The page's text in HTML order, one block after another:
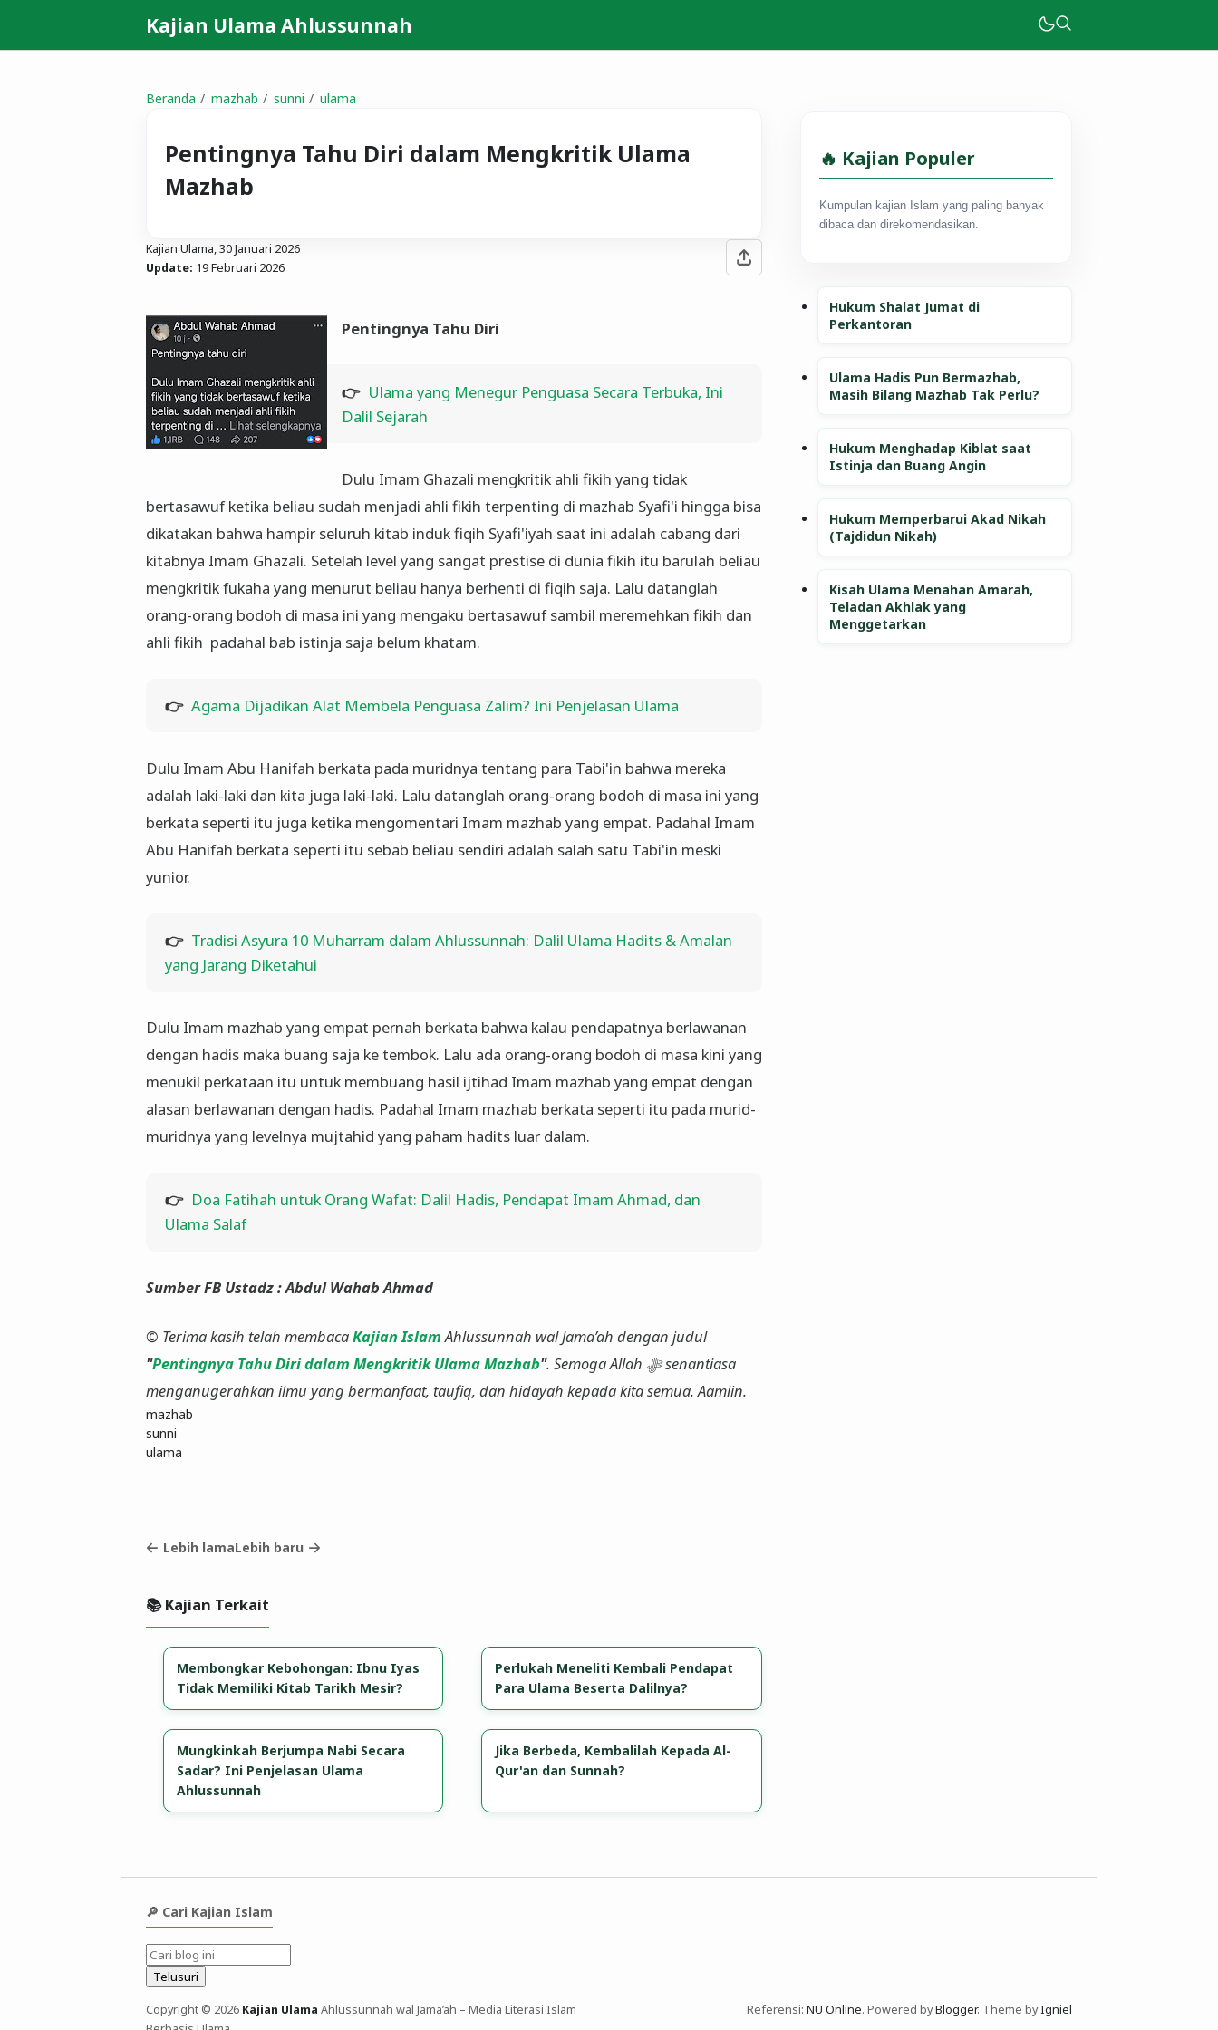
Kajian Ulama Ahlussunnah
Beranda mazhab sunni ulama
Pentingnya Tahu Diri dalam Mengkritik Ulama
Mazhab
Kajian Ulama,30 Januari 2026
Update: 19 Februari 2026
Pentingnya Tahu Diri
👉 Ulama yang Menegur Penguasa Secara Terbuka, Ini
Dalil Sejarah
Dulu Imam Ghazali mengkritik ahli fikih yang tidak
bertasawuf ketika beliau sudah menjadi ahli fikih terpenting di mazhab Syafi'i hingga bisa
dikatakan bahwa hampir seluruh kitab induk fiqih Syafi'iyah saat ini adalah cabang dari
kitabnya Imam Ghazali. Setelah level yang sangat prestise di dunia fikih itu barulah beliau
mengkritik fukaha yang menurut beliau hanya berhenti di fiqih saja. Lalu datanglah
orang-orang bodoh di masa ini yang mengaku bertasawuf sambil meremehkan fikih dan
ahli fikih padahal bab istinja saja belum khatam.
👉 Agama Dijadikan Alat Membela Penguasa Zalim? Ini Penjelasan Ulama
Dulu Imam Abu Hanifah berkata pada muridnya tentang para Tabi'in bahwa mereka
adalah laki-laki dan kita juga laki-laki. Lalu datanglah orang-orang bodoh di masa ini yang
berkata seperti itu juga ketika mengomentari Imam mazhab yang empat. Padahal Imam
Abu Hanifah berkata seperti itu sebab beliau sendiri adalah salah satu Tabi'in meski
yunior.
👉 Tradisi Asyura 10 Muharram dalam Ahlussunnah: Dalil Ulama Hadits & Amalan
yang Jarang Diketahui
Dulu Imam mazhab yang empat pernah berkata bahwa kalau pendapatnya berlawanan
dengan hadis maka buang saja ke tembok. Lalu ada orang-orang bodoh di masa kini yang
menukil perkataan itu untuk membuang hasil ijtihad Imam mazhab yang empat dengan
alasan berlawanan dengan hadis. Padahal Imam mazhab berkata seperti itu pada murid-
muridnya yang levelnya mujtahid yang paham hadits luar dalam.
👉 Doa Fatihah untuk Orang Wafat: Dalil Hadis, Pendapat Imam Ahmad, dan
Ulama Salaf
Sumber FB Ustadz : Abdul Wahab Ahmad
© Terima kasih telah membacaKajian IslamAhlussunnah wal Jama’ah dengan judul
"Pentingnya Tahu Diri dalam Mengkritik Ulama Mazhab". Semoga Allah ﷻ senantiasa
menganugerahkan ilmu yang bermanfaat, taufiq, dan hidayah kepada kita semua. Aamiin.
mazhab
sunni
ulama
Lebih lamaLebih baru
📚 Kajian Terkait
Membongkar Kebohongan: Ibnu Iyas
Tidak Memiliki Kitab Tarikh Mesir?
Perlukah Meneliti Kembali Pendapat
Para Ulama Beserta Dalilnya?
Mungkinkah Berjumpa Nabi Secara
Sadar? Ini Penjelasan Ulama
Ahlussunnah
Jika Berbeda, Kembalilah Kepada Al-
Qur'an dan Sunnah?
🔥 Kajian Populer
Kumpulan kajian Islam yang paling banyak
dibaca dan direkomendasikan.
Hukum Shalat Jumat di
Perkantoran
Ulama Hadis Pun Bermazhab,
Masih Bilang Mazhab Tak Perlu?
Hukum Menghadap Kiblat saat
Istinja dan Buang Angin
Hukum Memperbarui Akad Nikah
(Tajdidun Nikah)
Kisah Ulama Menahan Amarah,
Teladan Akhlak yang
Menggetarkan
🔎 Cari Kajian Islam
Copyright © 2026 Kajian Ulama Ahlussunnah wal Jama’ah – Media Literasi Islam
Referensi: NU Online. Powered byBlogger. Theme byIgniel